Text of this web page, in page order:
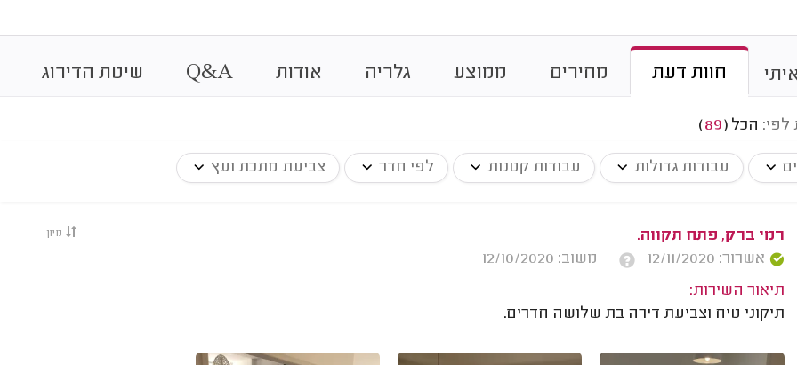
חוות דעת מחירים ממוצע גלריה אודות Q&A שיטת הדירוג
לפי: הכל (
89
)
עבודות גדולות עבודות קטנות לפי חדר צביעת מתכת ועץ
מיון
רמי ברק, פתח תקווה.
אשרור: 12/11/2020
משוב: 12/10/2020
תיאור השירות:
תיקוני טיח וצביעת דירה בת שלושה חדרים.